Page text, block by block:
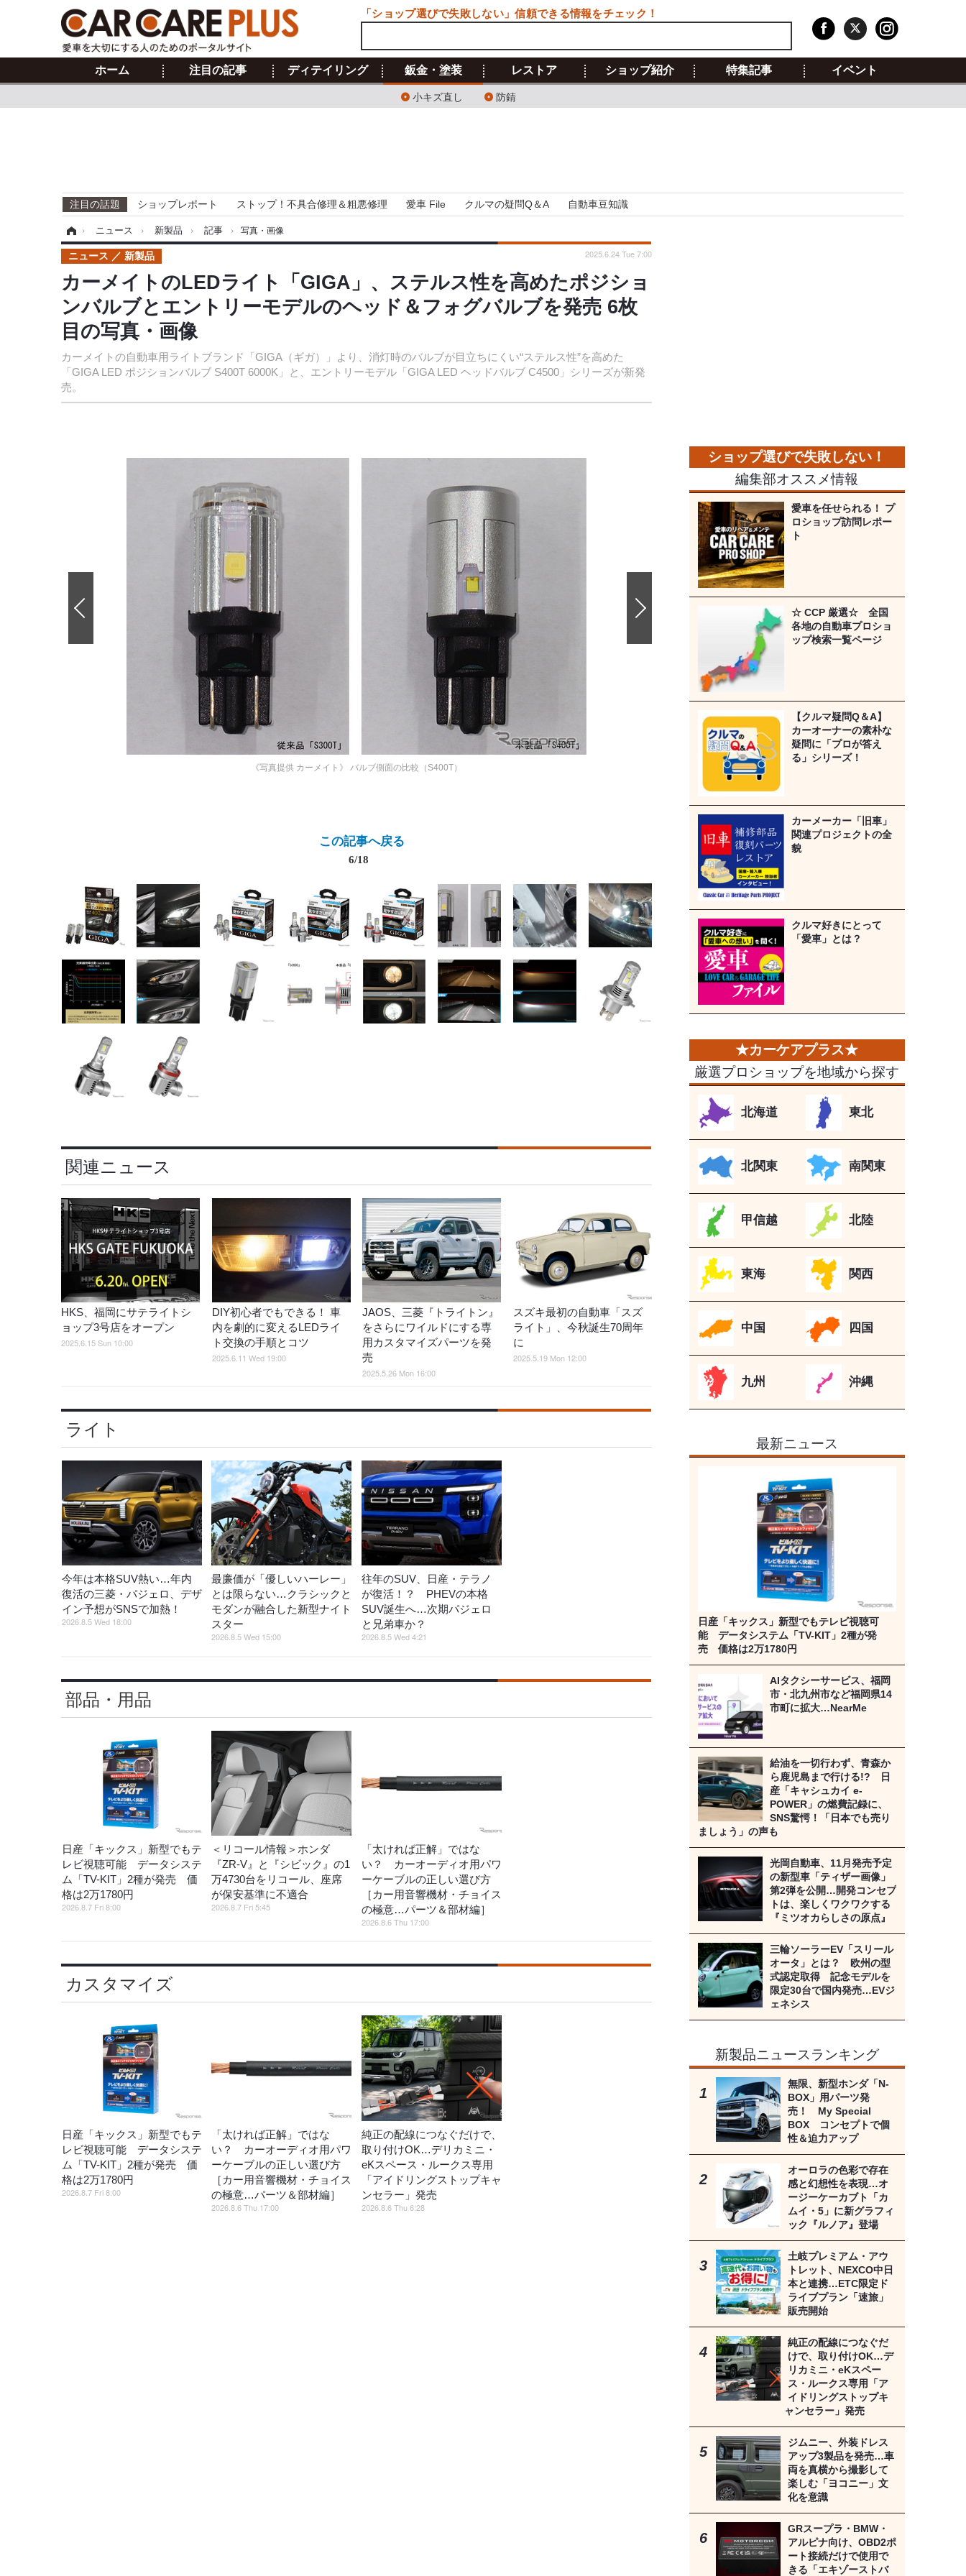
ホーム 注目の記事 ディテイリング 鈑金・塗装
小キズ直し 防錆
レストア ショップ紹介 特集記事 イベント
注目の話題 ショップレポート ストップ！不具合修理＆粗悪修理 愛車 File クルマの疑問Q＆A 自動車豆知識
› ニュース › 新製品 › 記事 › 写真・画像
カーメイトのLEDライト「GIGA」、ステルス性を高めたポジショ
ンバルブとエントリーモデルのヘッド＆フォグバルブを発売 6枚
目の写真・画像
カーメイトの自動車用ライトブランド「GIGA（ギガ）」より、消灯時のバルブが目立ちにくい“ステルス性”を高めた
「GIGA LED ポジションバルブ S400T 6000K」と、エントリーモデル「GIGA LED ヘッドバルブ C4500」シリーズが新発
売。
ニュース 新製品 2025.6.24 Tue 7:00
《写真提供 カーメイト》 バルブ側面の比較（S400T）
この記事へ戻る
6/18
関連ニュース
HKS、福岡にサテライトシ
ョップ3号店をオープン
2025.6.15 Sun 10:00
DIY初心者でもできる！ 車
内を劇的に変えるLEDライ
ト交換の手順とコツ
2025.6.11 Wed 19:00
JAOS、三菱『トライトン』
をさらにワイルドにする専
用カスタマイズパーツを発
売
2025.5.26 Mon 16:00
スズキ最初の自動車「スズ
ライト」、今秋誕生70周年
に
2025.5.19 Mon 12:00
ライト
今年は本格SUV熱い…年内
復活の三菱・パジェロ、デザ
イン予想がSNSで加熱！
2026.8.5 Wed 18:00
最廉価が「優しいハーレー」
とは限らない…クラシックと
モダンが融合した新型ナイト
スター
2026.8.5 Wed 15:00
往年のSUV、日産・テラノ
が復活！？ PHEVの本格
SUV誕生へ…次期パジェロ
と兄弟車か？
2026.8.5 Wed 4:21
部品・用品
日産「キックス」新型でもテ
レビ視聴可能 データシステ
ム「TV-KIT」2種が発売 価
格は2万1780円
2026.8.7 Fri 8:00
＜リコール情報＞ホンダ
『ZR-V』と『シビック』の1
万4730台をリコール、座席
が保安基準に不適合
2026.8.7 Fri 5:45
「太ければ正解」ではな
い？ カーオーディオ用パワ
ーケーブルの正しい選び方
［カー用音響機材・チョイス
の極意…パーツ＆部材編］
2026.8.6 Thu 17:00
カスタマイズ
日産「キックス」新型でもテ
レビ視聴可能 データシステ
ム「TV-KIT」2種が発売 価
格は2万1780円
2026.8.7 Fri 8:00
「太ければ正解」ではな
い？ カーオーディオ用パワ
ーケーブルの正しい選び方
［カー用音響機材・チョイス
の極意…パーツ＆部材編］
2026.8.6 Thu 17:00
純正の配線につなぐだけで、
取り付けOK…デリカミニ・
eKスペース・ルークス専用
「アイドリングストップキャ
ンセラー」発売
2026.8.6 Thu 6:28
編集部オススメ情報
愛車を任せられる！ プ
ロショップ訪問レポー
ト
☆ CCP 厳選☆ 全国
各地の自動車プロショ
ップ検索一覧ページ
【クルマ疑問Q＆A】
カーオーナーの素朴な
疑問に「プロが答え
る」シリーズ！
カーメーカー「旧車」
関連プロジェクトの全
貌
クルマ好きにとって
「愛車」とは？
厳選プロショップを地域から探す
北海道 東北
北関東 南関東
甲信越 北陸
東海 関西
中国 四国
九州 沖縄
最新ニュース
日産「キックス」新型でもテレビ視聴可
能 データシステム「TV-KIT」2種が発
売 価格は2万1780円
AIタクシーサービス、福岡
市・北九州市など福岡県14
市町に拡大…NearMe
給油を一切行わず、青森か
ら鹿児島まで行ける!? 日
産「キャシュカイ e-
POWER」の燃費記録に、
SNS驚愕！「日本でも売り
ましょう」の声も
光岡自動車、11月発売予定
の新型車「ティザー画像」
第2弾を公開…開発コンセプ
トは、楽しくワクワクする
『ミツオカらしさの原点』
三輪ソーラーEV「スリール
オータ」とは？ 欧州の型
式認定取得 記念モデルを
限定30台で国内発売…EVジ
ェネシス
新製品ニュースランキング
無限、新型ホンダ「N-
BOX」用パーツ発
売！ My Special
BOX コンセプトで個
性＆迫力アップ
オーロラの色彩で存在
感と幻想性を表現…オ
ージーケーカブト「カ
ムイ・5」に新グラフィ
ック『ルノア』登場
土岐プレミアム・アウ
トレット、NEXCO中日
本と連携…ETC限定ド
ライブプラン「速旅」
販売開始
純正の配線につなぐだ
けで、取り付けOK…デ
リカミニ・eKスペー
ス・ルークス専用「ア
イドリングストップキ
ャンセラー」発売
ジムニー、外装ドレス
アップ3製品を発売…車
両を真横から撮影して
楽しむ「ヨコニー」文
化を意識
GRスープラ・BMW・
アルピナ向け、OBD2ポ
ート接続だけで使用で
きる「エキゾーストバ
「ショップ選びで失敗しない」信頼できる情報をチェック！